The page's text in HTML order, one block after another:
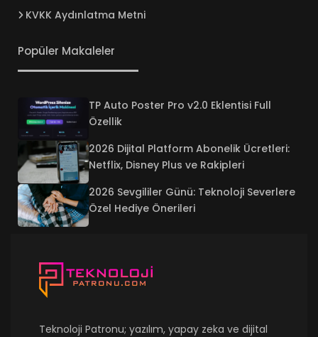
KVKK Aydınlatma Metni
Popüler Makaleler
TP Auto Poster Pro v2.0 Eklentisi Full
Özellik
2026 Dijital Platform Abonelik Ücretleri:
Netflix, Disney Plus ve Rakipleri
2026 Sevgililer Günü: Teknoloji Severlere
Özel Hediye Önerileri
Teknoloji Patronu; yazılım, yapay zeka ve dijital